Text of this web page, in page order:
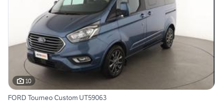
10
FORD Tourneo Custom UT59063